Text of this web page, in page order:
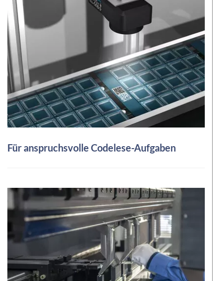
Für anspruchsvolle Codelese-Aufgaben